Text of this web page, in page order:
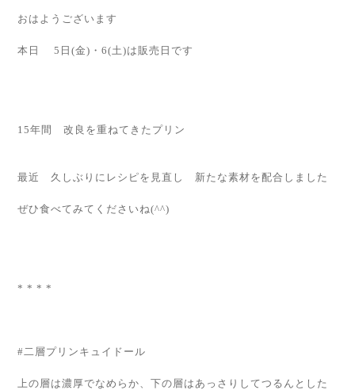
おはようございます
本日 5日(金)・6(土)は販売日です
15年間 改良を重ねてきたプリン
最近 久しぶりにレシピを見直し 新たな素材を配合しました
ぜひ食べてみてくださいね(^^)
* * * *
#二層プリンキュイドール
上の層は濃厚でなめらか、下の層はあっさりしてつるんとした